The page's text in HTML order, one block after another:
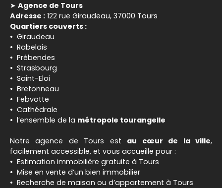
➤ Agence de Tours
Adresse : 122 rue Giraudeau, 37000 Tours
Quartiers couverts :
Giraudeau
Rabelais
Prébendes
Strasbourg
Saint-Eloi
Bretonneau
Febvotte
Cathédrale
l’ensemble de la métropole tourangelle
Notre agence de Tours est au cœur de la ville,
facilement accessible, et vous accueille pour :
Estimation immobilière gratuite à Tours
Mise en vente d’un bien immobilier
Recherche de maison ou d’appartement à Tours